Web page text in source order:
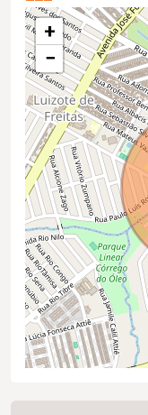
+
−